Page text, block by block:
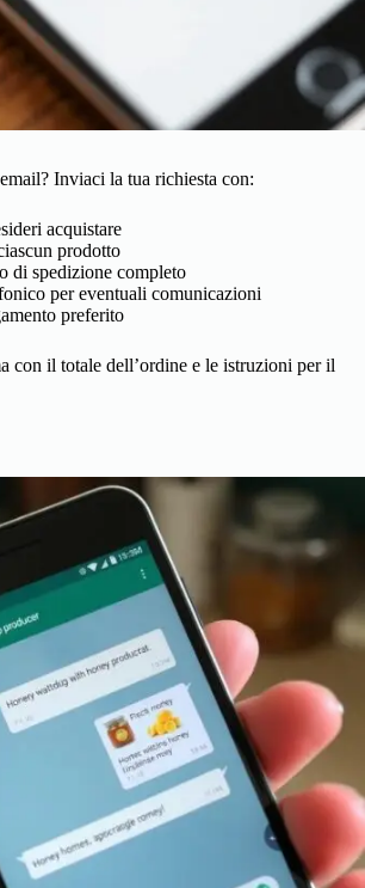
Inviaci la tua richiesta con:
acquistare
prodotto
di spedizione completo
per eventuali comunicazioni
preferito
con il totale dell’ordine e le istruzioni per il